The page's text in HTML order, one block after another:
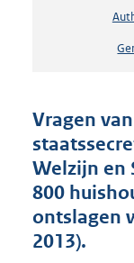
Vragen
Welzijn en
800
ontslagen
2013).